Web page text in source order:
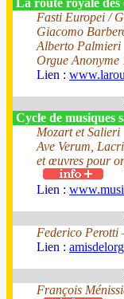
La route royale des
Fasti Europei /
Giacomo
Alberto Palmieri
Orgue Anonyme
Lien :
Cycle de musiques
Mozart et Salieri
Ave Verum,
et œuvres pour
Lien :
Federico Perotti
Lien :
François